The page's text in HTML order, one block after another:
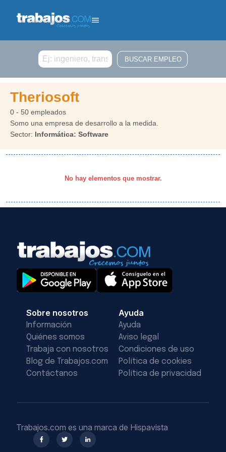
Buscar
Theriosoft
0 - 50 empleados
Somo una empresa de desarrollo a la medida.
Sector: Informática: Software
No hay elementos que mostrar.
Sobre nosotros
Información
Quiénes somos
Trabaja con nosotros
Blog de Trabajos.com
Contáctanos
Ayuda
Ayuda
Aviso legal
Condiciones de uso
Política de cookies
Política de privacidad
Trabajos.com es una marca de Hispavista